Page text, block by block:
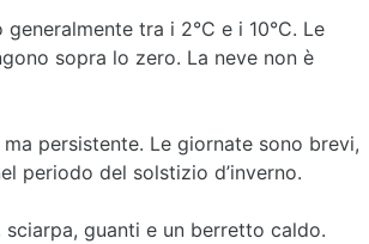
tra i 2°C e i 10°C. Le
sopra lo zero. La neve non è
persistente. Le giornate sono brevi,
periodo del solstizio d’inverno.
guanti e un berretto caldo.